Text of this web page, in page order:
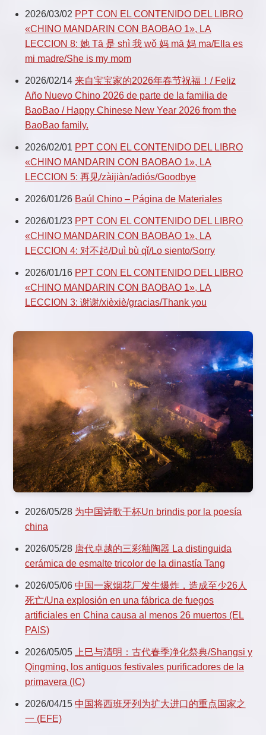
2026/03/02 PPT CON EL CONTENIDO DEL LIBRO
«CHINO MANDARIN CON BAOBAO 1», LA
LECCION 8: 她 Tā 是 shì 我 wǒ 妈 mā 妈 ma/Ella es
mi madre/She is my mom
2026/02/14 来自宝宝家的2026年春节祝福！/ Feliz
Año Nuevo Chino 2026 de parte de la familia de
BaoBao / Happy Chinese New Year 2026 from the
BaoBao family.
2026/02/01 PPT CON EL CONTENIDO DEL LIBRO
«CHINO MANDARIN CON BAOBAO 1», LA
LECCION 5: 再见/zàijiàn/adiós/Goodbye
2026/01/26 Baúl Chino – Página de Materiales
2026/01/23 PPT CON EL CONTENIDO DEL LIBRO
«CHINO MANDARIN CON BAOBAO 1», LA
LECCION 4: 对不起/Duì bù qǐ/Lo siento/Sorry
2026/01/16 PPT CON EL CONTENIDO DEL LIBRO
«CHINO MANDARIN CON BAOBAO 1», LA
LECCION 3: 谢谢/xièxiè/gracias/Thank you
2026/05/28 为中国诗歌干杯Un brindis por la poesía
china
2026/05/28 唐代卓越的三彩釉陶器 La distinguida
cerámica de esmalte tricolor de la dinastía Tang
2026/05/06 中国一家烟花厂发生爆炸，造成至少26人
死亡/Una explosión en una fábrica de fuegos
artificiales en China causa al menos 26 muertos (EL
PAIS)
2026/05/05
上巳与清明：古代春季净化祭典/Shangsi y
Qingming, los antiguos festivales purificadores de la
primavera (IC)
2026/04/15 中国将西班牙列为扩大进口的重点国家之
一 (EFE)